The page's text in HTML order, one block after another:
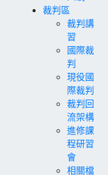
裁判區
裁判講
習
國際裁
判
現役國
際裁判
裁判回
流架構
進修課
程研習
會
相關檔